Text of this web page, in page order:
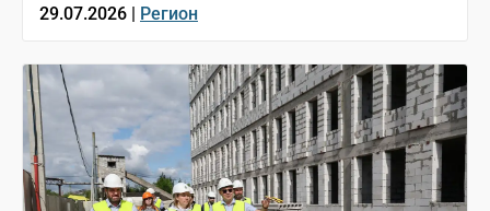
29.07.2026 | Регион